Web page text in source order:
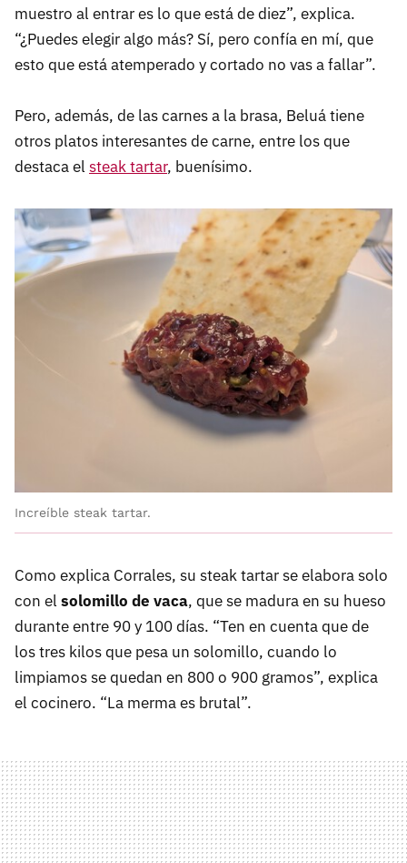
muestro al entrar es lo que está de diez”, explica.
“¿Puedes elegir algo más? Sí, pero confía en mí, que
esto que está atemperado y cortado no vas a fallar”.
Pero, además, de las carnes a la brasa, Beluá tiene
otros platos interesantes de carne, entre los que
destaca el steak tartar, buenísimo.
Increíble steak tartar.
Como explica Corrales, su steak tartar se elabora solo
con el solomillo de vaca, que se madura en su hueso
durante entre 90 y 100 días. “Ten en cuenta que de
los tres kilos que pesa un solomillo, cuando lo
limpiamos se quedan en 800 o 900 gramos”, explica
el cocinero. “La merma es brutal”.